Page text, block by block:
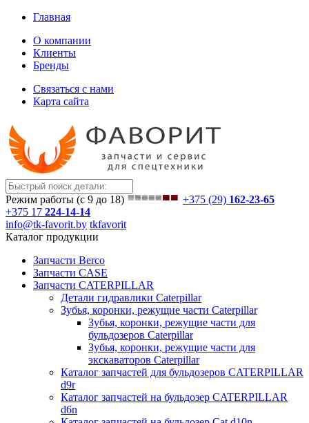
Главная
О компании
Клиенты
Бренды
Связаться с нами
Карта сайта
Режим работы (с 9 до 18) +375 (29) 162-23-65
+375 17 224-14-14
info@tk-favorit.by tkfavorit
Каталог продукции
Запчасти Berco
Запчасти CASE
Запчасти CATERPILLAR
Детали гидравлики Caterpillar
Зубья, коронки, режущие части Caterpillar
Зубья, коронки, режущие части для
бульдозеров Caterpillar
Зубья, коронки, режущие части для
экскаваторов Caterpillar
Каталог запчастей для бульдозеров CATERPILLAR
d9r
Каталог запчастей на бульдозер CATERPILLAR
d6n